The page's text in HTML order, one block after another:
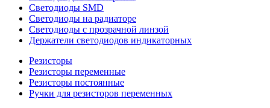
Светодиоды SMD
Светодиоды на радиаторе
Светодиоды с прозрачной линзой
Держатели светодиодов индикаторных
Резисторы
Резисторы переменные
Резисторы постоянные
Ручки для резисторов переменных